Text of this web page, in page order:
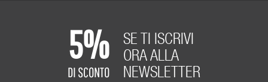
5%
DI SCONTO
SE TI ISCRIVI
ORA ALLA
NEWSLETTER